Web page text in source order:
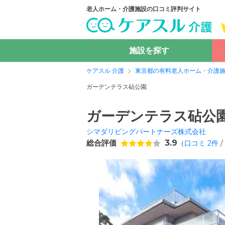
老人ホーム・介護施設の口コミ評判サイト
施設を探す
ケアスル 介護 東京都の有料老人ホーム・介護
ガーデンテラス砧公園
ガーデンテラス砧公
シマダリビングパートナーズ株式会社
総合評価 3.9 （口コミ 2件 /